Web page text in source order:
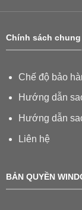
Chính sách chung
Chế độ bảo
Hướng dẫn
Hướng dẫn
Liên hệ
BẢN QUYỀN